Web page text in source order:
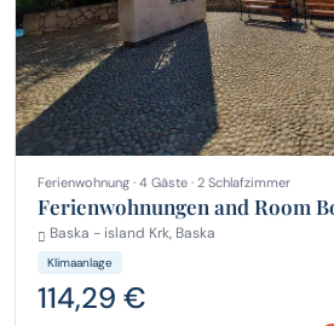
Ferienwohnung · 4 Gäste · 2 Schlafzimmer
Ferienwohnungen and Room
Baska - island Krk, Baska
Klimaanlage
114,29 €